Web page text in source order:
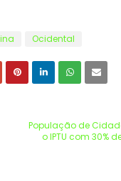
Ocidental
População de
o IPTU com 30%